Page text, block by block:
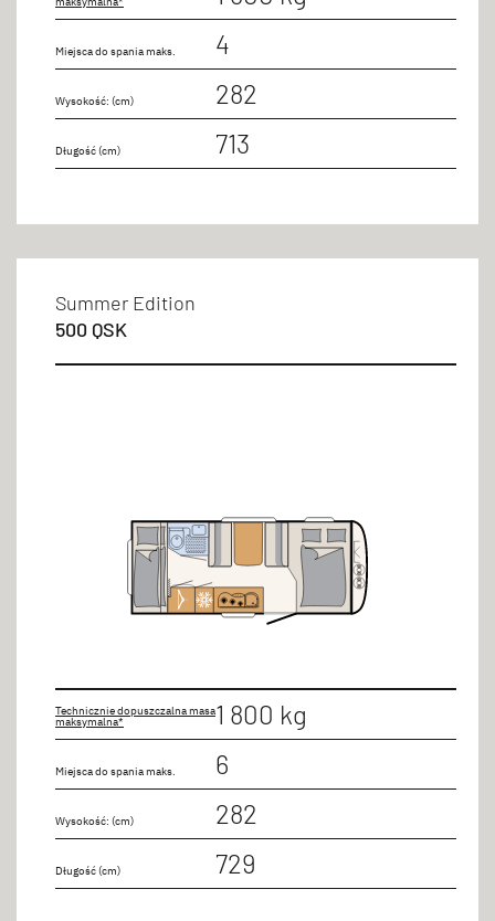
Miejsca do spania maks. 4
Wysokość: (cm) 282
Długość (cm) 713
Summer Edition
500 QSK
Technicznie dopuszczalna masa
maksymalna* 1 800 kg
Miejsca do spania maks. 6
Wysokość: (cm) 282
Długość (cm) 729